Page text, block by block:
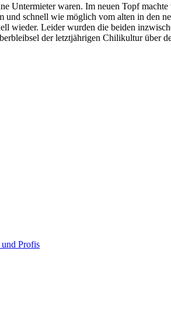
waren. Im neuen Topf
schnell wie möglich vom alten in den
wieder. Leider wurden die beiden
der letztjährigen Chilikultur über
Profis